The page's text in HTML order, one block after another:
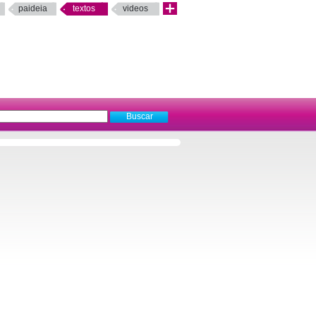
paideia textos videos